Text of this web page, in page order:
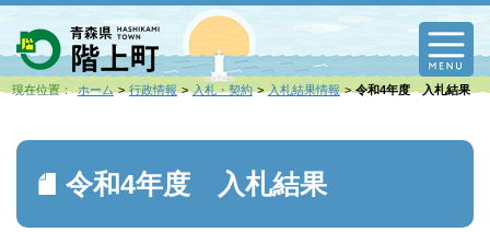
現在位置： ホーム 行政情報 入札・契約 入札結果情報 令和4年度 入札結果
令和4年度 入札結果